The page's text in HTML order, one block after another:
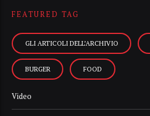
FEATURED TAG
GLI ARTICOLI DELL’ARCHIVIO
BURGER FOOD
Video